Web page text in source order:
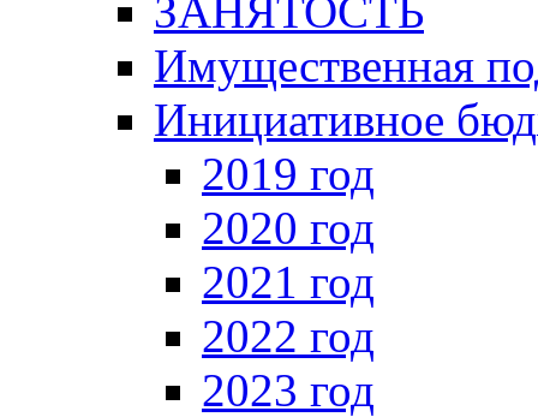
ЗАНЯТОСТЬ
Имущественная
Инициативное
2019 год
2020 год
2021 год
2022 год
2023 год